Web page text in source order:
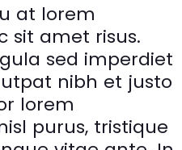
at lorem
sit amet risus.
sed imperdiet
nibh et justo
lorem
purus, tristique